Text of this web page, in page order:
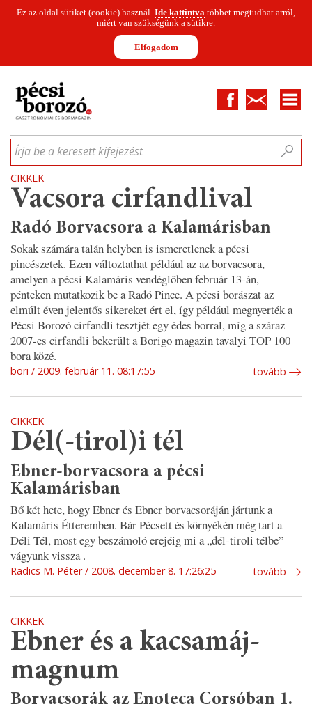
Ez az oldal sütiket (cookie) használ. Ide kattintva többet megtudhat arról,
miért van szükségünk a sütikre.
Elfogadom
FacebookKapcsolat
CIKKEKHÍREKINFOGRAFIKÁKMUNKATÁRSAKWINESOFA
Írja be a keresett kifejezést
CIKKEK
Vacsora cirfandlival
Radó Borvacsora a Kalamárisban
Sokak számára talán helyben is ismeretlenek a pécsi
pincészetek. Ezen változtathat például az az borvacsora,
amelyen a pécsi Kalamáris vendéglőben február 13-án,
pénteken mutatkozik be a Radó Pince. A pécsi borászat az
elmúlt éven jelentős sikereket ért el, így például megnyerték a
Pécsi Borozó cirfandli tesztjét egy édes borral, míg a száraz
2007-es cirfandli bekerült a Borigo magazin tavalyi TOP 100
bora közé.
bori 2009. február 11. 08:17:55 tovább
CIKKEK
Dél(-tirol)i tél
Ebner-borvacsora a pécsi
Kalamárisban
Bő két hete, hogy Ebner és Ebner borvacsoráján jártunk a
Kalamáris Étteremben. Bár Pécsett és környékén még tart a
Déli Tél, most egy beszámoló erejéig mi a „dél-tiroli télbe”
vágyunk vissza .
Radics M. Péter 2008. december 8. 17:26:25 tovább
CIKKEK
Ebner és a kacsamáj-
magnum
Borvacsorák az Enoteca Corsóban 1.